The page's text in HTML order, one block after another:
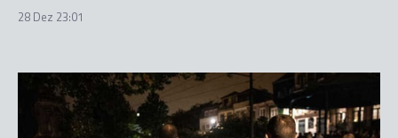
28 Dez 23:01